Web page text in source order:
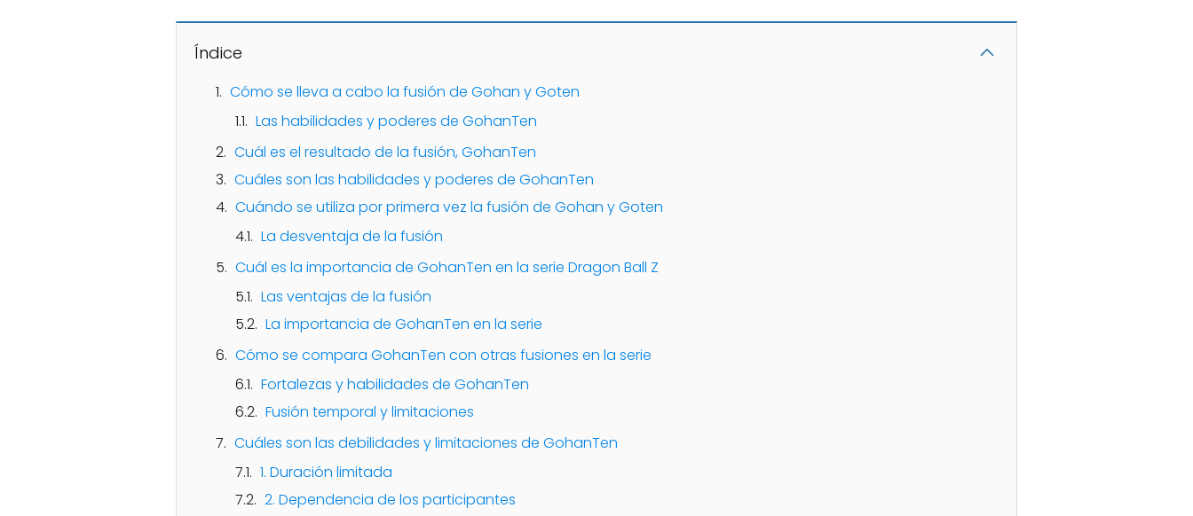
Índice
Cómo se lleva a cabo la fusión de Gohan y Goten
Las habilidades y poderes de GohanTen
Cuál es el resultado de la fusión, GohanTen
Cuáles son las habilidades y poderes de GohanTen
Cuándo se utiliza por primera vez la fusión de Gohan y Goten
La desventaja de la fusión
Cuál es la importancia de GohanTen en la serie Dragon Ball Z
Las ventajas de la fusión
La importancia de GohanTen en la serie
Cómo se compara GohanTen con otras fusiones en la serie
Fortalezas y habilidades de GohanTen
Fusión temporal y limitaciones
Cuáles son las debilidades y limitaciones de GohanTen
1. Duración limitada
2. Dependencia de los participantes